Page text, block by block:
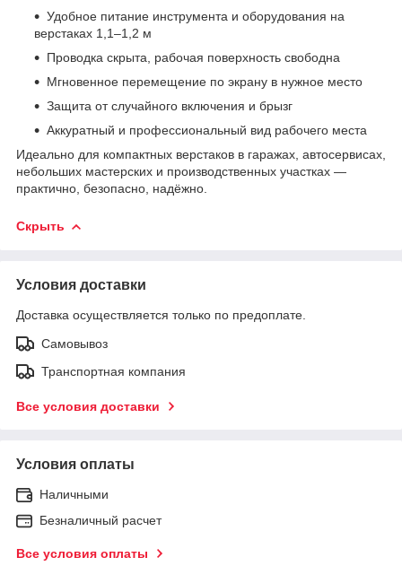
Удобное питание инструмента и оборудования на
верстаках 1,1–1,2 м
Проводка скрыта, рабочая поверхность свободна
Мгновенное перемещение по экрану в нужное место
Защита от случайного включения и брызг
Аккуратный и профессиональный вид рабочего места
Идеально для компактных верстаков в гаражах, автосервисах,
небольших мастерских и производственных участках —
практично, безопасно, надёжно.
Скрыть
Условия доставки
Доставка осуществляется только по предоплате.
Самовывоз
Транспортная компания
Все условия доставки
Условия оплаты
Наличными
Безналичный расчет
Все условия оплаты